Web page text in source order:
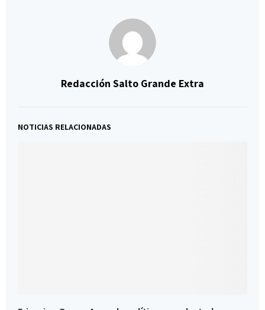
Redacción Salto Grande Extra
NOTICIAS RELACIONADAS